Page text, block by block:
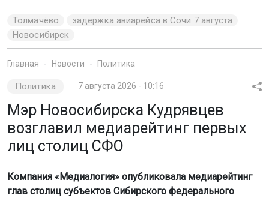
Главная Новости Политика
Политика 7 августа 2026 - 10:16
Мэр Новосибирска Кудрявцев
возглавил медиарейтинг первых
лиц столиц СФО
Компания «Медиалогия» опубликовала медиарейтинг
глав столиц субъектов Сибирского федерального